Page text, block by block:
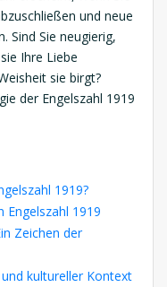
und neue
Sind Sie neugierig,
Ihre Liebe
sie birgt?
der Engelszahl 1919
1919?
Engelszahl 1919
Zeichen der
kultureller Kontext